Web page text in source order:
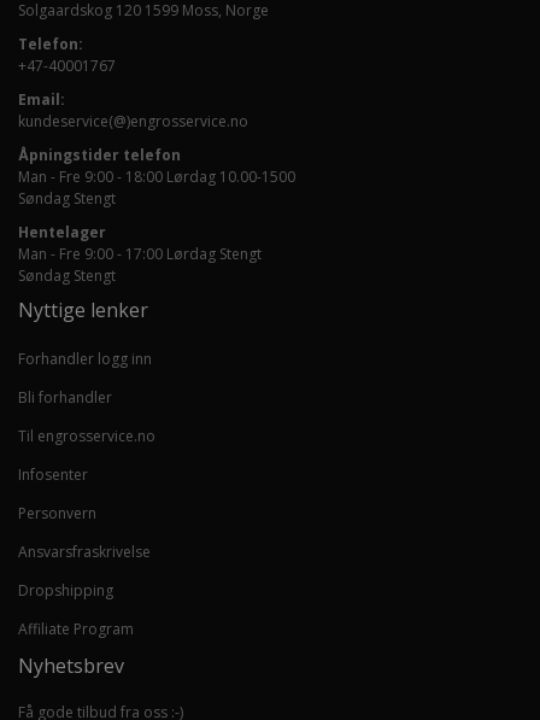
Solgaardskog 120 1599 Moss, Norge
Telefon:
+47-40001767
Email:
kundeservice(@)engrosservice.no
Åpningstider telefon
Man - Fre 9:00 - 18:00 Lørdag 10.00-1500
Søndag Stengt
Hentelager
Man - Fre 9:00 - 17:00 Lørdag Stengt
Søndag Stengt
Nyttige lenker
Forhandler logg inn
Bli forhandler
Til engrosservice.no
Infosenter
Personvern
Ansvarsfraskrivelse
Dropshipping
Affiliate Program
Nyhetsbrev
Få gode tilbud fra oss :-)